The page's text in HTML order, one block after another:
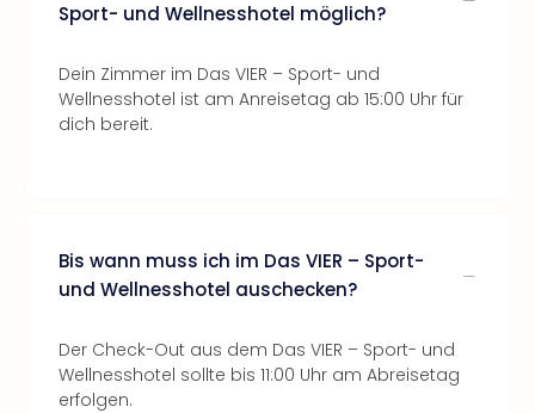
Sport- und Wellnesshotel möglich?
Dein Zimmer im Das VIER – Sport- und
Wellnesshotel ist am Anreisetag ab 15:00 Uhr für
dich bereit.
Bis wann muss ich im Das VIER – Sport-
und Wellnesshotel auschecken?
Der Check-Out aus dem Das VIER – Sport- und
Wellnesshotel sollte bis 11:00 Uhr am Abreisetag
erfolgen.